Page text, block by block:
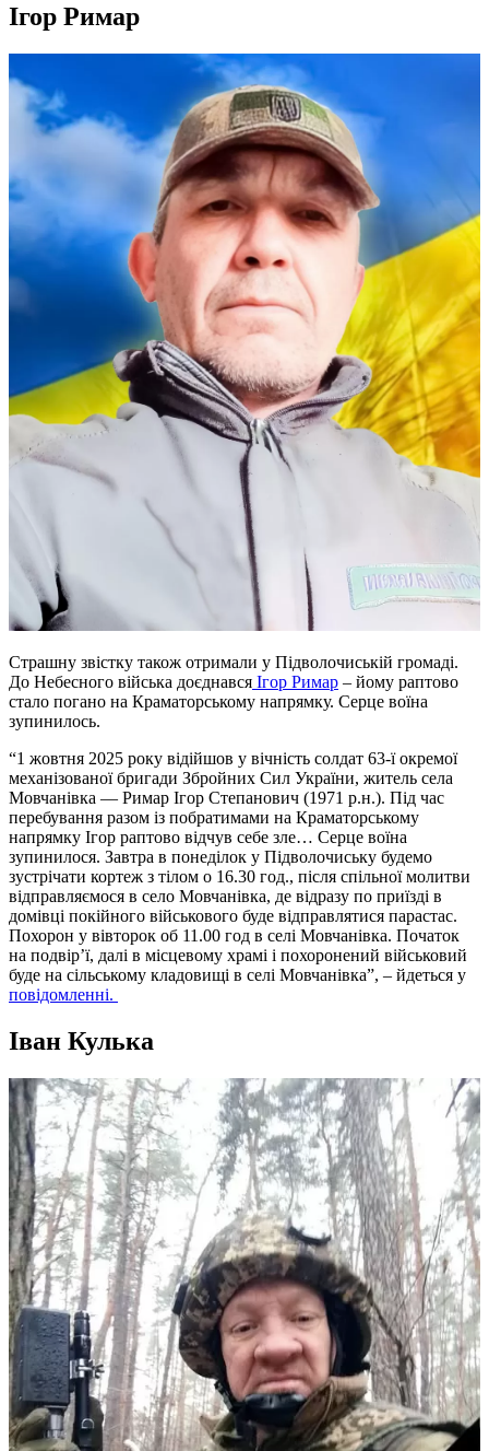
Ігор Римар
Страшну звістку також отримали у Підволочиській громаді.
До Небесного війська доєднався Ігор Римар – йому раптово
стало погано на Краматорському напрямку. Серце воїна
зупинилось.
“1 жовтня 2025 року відійшов у вічність солдат 63-ї окремої
механізованої бригади Збройних Сил України, житель села
Мовчанівка — Римар Ігор Степанович (1971 р.н.). Під час
перебування разом із побратимами на Краматорському
напрямку Ігор раптово відчув себе зле… Серце воїна
зупинилося. Завтра в понеділок у Підволочиську будемо
зустрічати кортеж з тілом о 16.30 год., після спільної молитви
відправляємося в село Мовчанівка, де відразу по приїзді в
домівці покійного військового буде відправлятися парастас.
Похорон у вівторок об 11.00 год в селі Мовчанівка. Початок
на подвір’ї, далі в місцевому храмі і похоронений військовий
буде на сільському кладовищі в селі Мовчанівка”, – йдеться у
повідомленні.
Іван Кулька